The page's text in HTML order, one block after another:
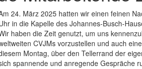
24. März 2025 hatten wir einen feinen
in die Kapelle des Johannes-Busch-
haben die Zeit genutzt, um uns
CVJMs vorzustellen und auch
Montag, über den Tellerrand der
spannende und anregende Gespräche